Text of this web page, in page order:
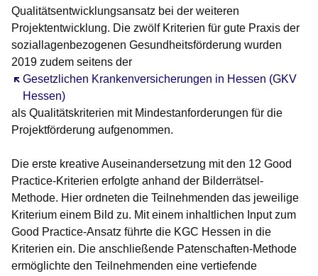
Qualitätsentwicklungsansatz bei der weiteren
Projektentwicklung. Die zwölf Kriterien für gute Praxis der
soziallagenbezogenen Gesundheitsförderung wurden
2019 zudem seitens der
Gesetzlichen Krankenversicherungen in Hessen (GKV
Hessen)
Öffnet sich in einem neuen Fenster
als Qualitätskriterien mit Mindestanforderungen für die
Projektförderung aufgenommen.
Die erste kreative Auseinandersetzung mit den 12 Good
Practice-Kriterien erfolgte anhand der Bilderrätsel-
Methode. Hier ordneten die Teilnehmenden das jeweilige
Kriterium einem Bild zu. Mit einem inhaltlichen Input zum
Good Practice-Ansatz führte die KGC Hessen in die
Kriterien ein. Die anschließende Patenschaften-Methode
ermöglichte den Teilnehmenden eine vertiefende